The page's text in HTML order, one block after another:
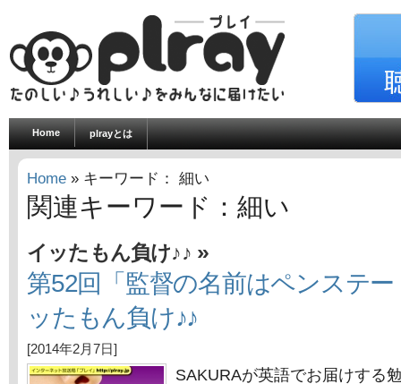
Home plrayとは
Home » キーワード： 細い
関連キーワード：細い
イッたもん負け♪♪ »
第52回「監督の名前はペンステ
ッたもん負け♪♪
[2014年2月7日]
SAKURAが英語でお届けする